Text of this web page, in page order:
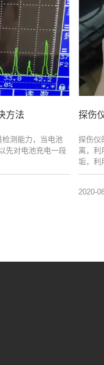
方法
测能力，当电池
先对电池充电一段
探伤
探伤仪
离，利
垢，利
2020-